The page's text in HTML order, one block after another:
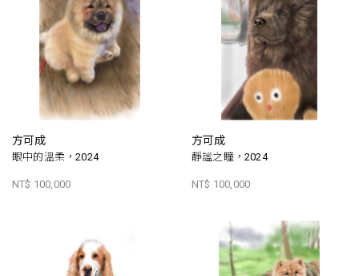
方可成
眼中的溫柔，2024
NT$ 100,000
方可成
靜謐之瞳，2024
NT$ 100,000